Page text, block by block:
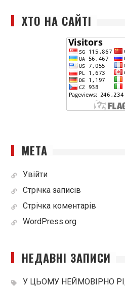
ХТО НА САЙТІ
МЕТА
Увійти
Стрічка записів
Стрічка коментарів
WordPress.org
НЕДАВНІ ЗАПИСИ
У ЦЬОМУ НЕЙМОВІРНО